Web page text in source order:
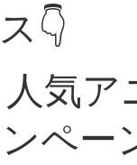
👇
気
ペー